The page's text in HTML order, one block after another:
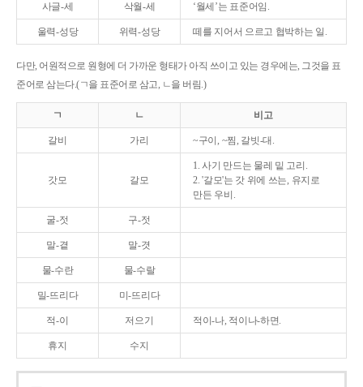
사글-세 삭월-세 ‘월세’는 표준어임.
울력-성당 위력-성당 떼를 지어서 으르고 협박하는 일.
다만, 어원적으로 원형에 더 가까운 형태가 아직 쓰이고 있는 경우에는, 그것을 표
준어로 삼는다.(ㄱ을 표준어로 삼고, ㄴ을 버림.)
ㄱ ㄴ 비고
갈비 가리 ~구이, ~찜, 갈빗-대.
갓모 갈모
1. 사기 만드는 물레 밑 고리.
2. '갈모'는 갓 위에 쓰는, 유지로
만든 우비.
굴-젓 구-젓
말-곁 말-겻
물-수란 물-수랄
밀-뜨리다 미-뜨리다
적-이 저으기 적이-나, 적이나-하면.
휴지 수지